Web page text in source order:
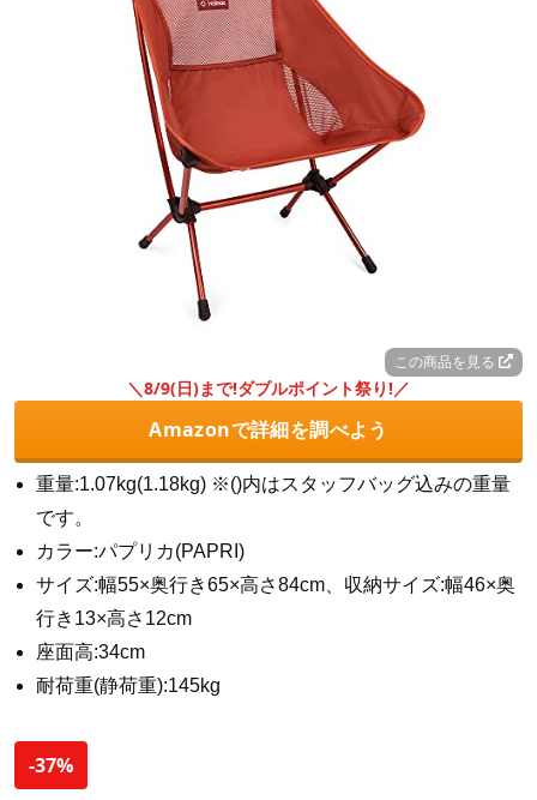
この商品を見る
＼8/9(日)まで!ダブルポイント祭り!／
Amazonで詳細を調べよう
重量:1.07kg(1.18kg) ※()内はスタッフバッグ込みの重量
です。
カラー:パプリカ(PAPRI)
サイズ:幅55×奥行き65×高さ84cm、収納サイズ:幅46×奥
行き13×高さ12cm
座面高:34cm
耐荷重(静荷重):145kg
-37%